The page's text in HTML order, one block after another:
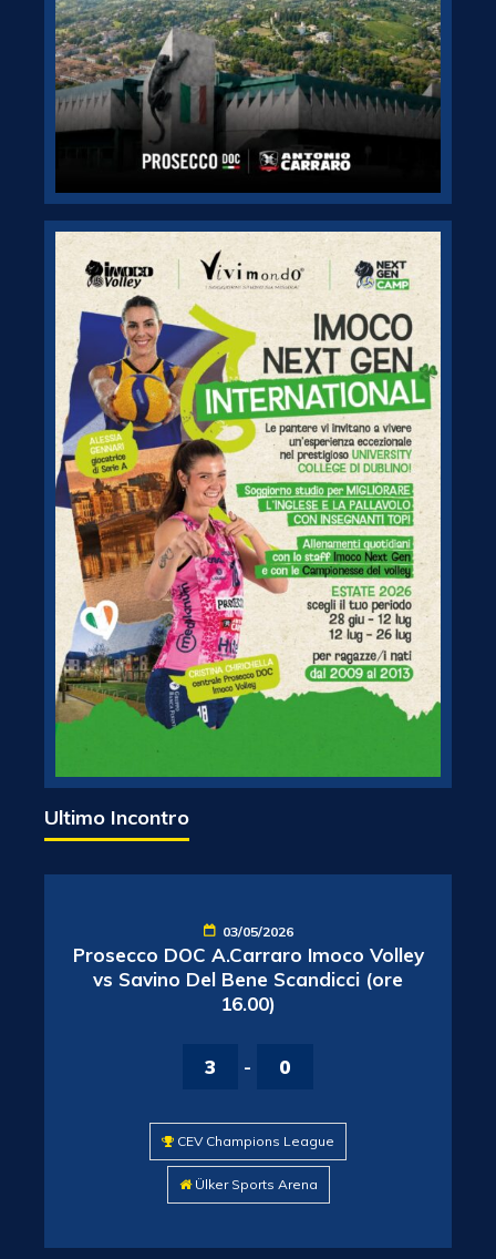
Ultimo Incontro
03/05/2026
Prosecco DOC A.Carraro Imoco Volley
vs Savino Del Bene Scandicci (ore
16.00)
3 - 0
CEV Champions League
Ülker Sports Arena